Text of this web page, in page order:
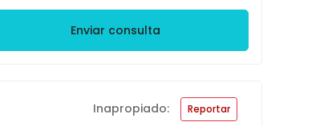
Enviar consulta
Inapropiado: Reportar